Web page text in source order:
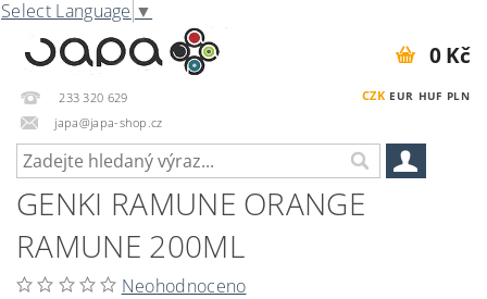
Select Language ▼
233 320 629
japa@japa-shop.cz
CZK EUR HUF PLN
0 Kč
GENKI RAMUNE ORANGE
RAMUNE 200ML
Neohodnoceno